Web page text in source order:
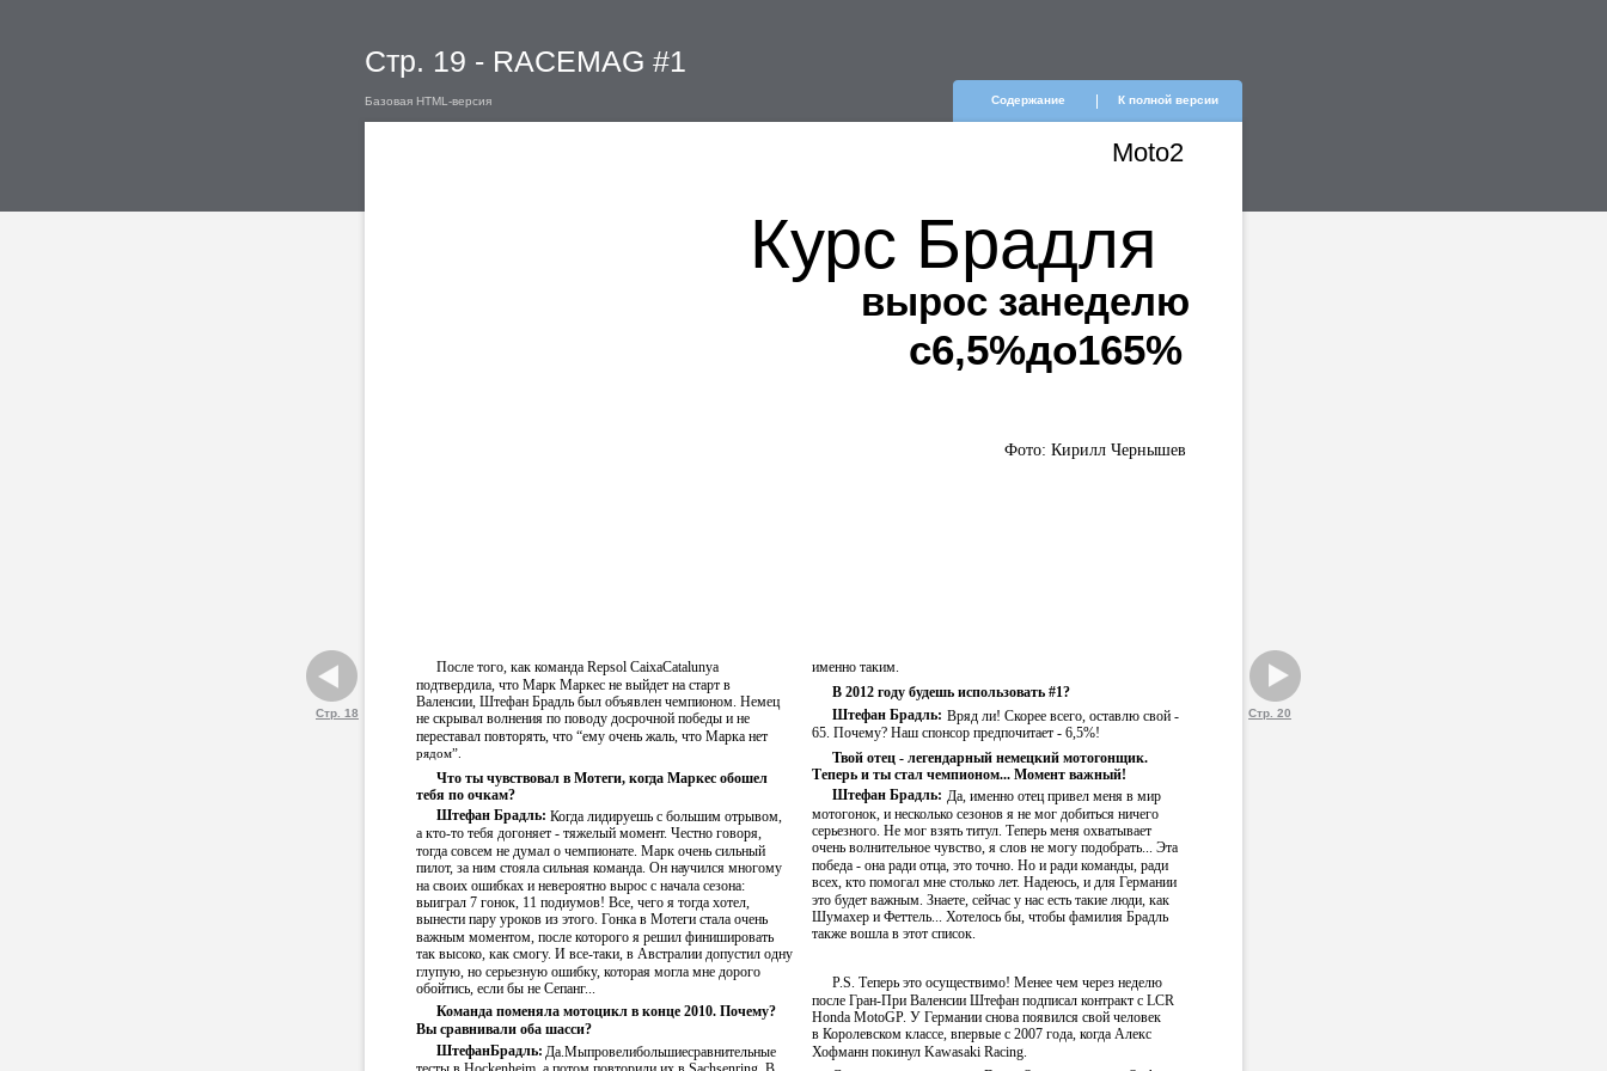
Стр. 19 - RACEMAG #1
Базовая HTML-версия К полной версии
Содержание
Стр. 18 Стр. 20
После того, как команда Repsol CaixaCatalunya
подтвердила, что Марк Маркес не выйдет на старт в
Валенсии, Штефан Брадль был объявлен чемпионом. Немец
не скрывал волнения по поводу досрочной победы и не
переставал повторять, что “ему очень жаль, что Марка нет
рядом”.
Что ты чувствовал в Мотеги, когда Маркес обошел
тебя по очкам?
Штефан Брадль: Когда лидируешь с большим отрывом,
а кто-то тебя догоняет - тяжелый момент. Честно говоря,
тогда совсем не думал о чемпионате. Марк очень сильный
пилот, за ним стояла сильная команда. Он научился многому
на своих ошибках и невероятно вырос с начала сезона:
выиграл 7 гонок, 11 подиумов! Все, чего я тогда хотел,
вынести пару уроков из этого. Гонка в Мотеги стала очень
важным моментом, после которого я решил финишировать
так высоко, как смогу. И все-таки, в Австралии допустил одну
глупую, но серьезную ошибку, которая могла мне дорого
обойтись, если бы не Сепанг...
Команда поменяла мотоцикл в конце 2010. Почему?
Вы сравнивали оба шасси?
ШтефанБрадль: Да.Мыпровелибольшиесравнительные
именно таким.
В 2012 году будешь использовать #1?
Штефан Брадль: Вряд ли! Скорее всего, оставлю свой -
65. Почему? Наш спонсор предпочитает - 6,5%!
Твой отец - легендарный немецкий мотогонщик.
Теперь и ты стал чемпионом... Момент важный!
Штефан Брадль: Да, именно отец привел меня в мир
мотогонок, и несколько сезонов я не мог добиться ничего
серьезного. Не мог взять титул. Теперь меня охватывает
очень волнительное чувство, я слов не могу подобрать... Эта
победа - она ради отца, это точно. Но и ради команды, ради
всех, кто помогал мне столько лет. Надеюсь, и для Германии
это будет важным. Знаете, сейчас у нас есть такие люди, как
Шумахер и Феттель... Хотелось бы, чтобы фамилия Брадль
также вошла в этот список.
P.S. Теперь это осуществимо! Менее чем через неделю
после Гран-При Валенсии Штефан подписал контракт с LCR
Honda MotoGP. У Германии снова появился свой человек
в Королевском классе, впервые с 2007 года, когда Алекс
Хофманн покинул Kawasaki Racing.
Moto2
Курс Брадля
вырос занеделю
с6,5%до165%
Фото: Кирилл Чернышев